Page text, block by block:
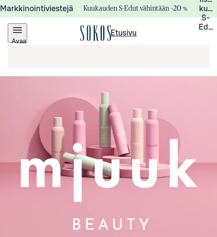
Markkinointiviestejä Kuukauden S-Edut vähintään –20 %
S-
Avaa
Etusivu